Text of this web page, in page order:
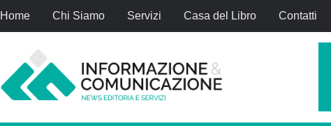
Home Chi Siamo Servizi Casa del Libro Contatti